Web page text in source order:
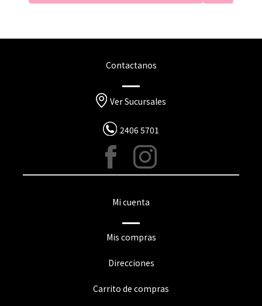
Contactanos
Ver Sucursales
2406 5701
Mi cuenta
Mis compras
Direcciones
Carrito de compras